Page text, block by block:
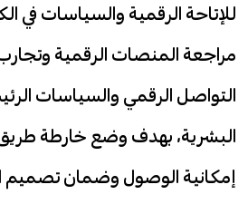
للإتاحة الرقمية والسياسات في
مراجعة المنصات الرقمية
التواصل الرقمي والسياسات
البشرية، بهدف وضع خارطة
إمكانية الوصول وضمان تصميم